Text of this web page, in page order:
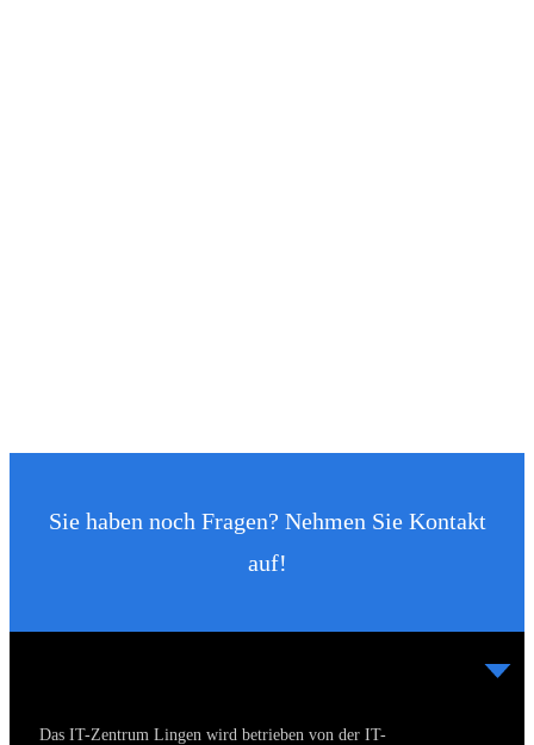
Sie haben noch Fragen? Nehmen Sie Kontakt
auf!
Das IT-Zentrum Lingen wird betrieben von der IT-